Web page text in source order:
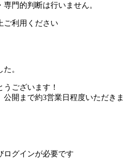
門的判断は行いません。
ご利用ください
。
ございます！
開まで約3営業日程度いただきま
ログインが必要です